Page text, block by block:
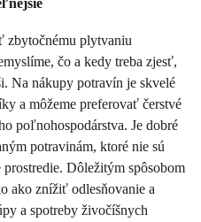
zbytočnému plytvaniu
čo a kedy treba zjesť,
Na nákupy potravín je skvelé
a môžeme preferovať čerstvé
poľnohospodárstva. Je dobré
potravinám, ktoré nie sú
Dôležitým spôsobom
ako znížiť odlesňovanie a
a spotreby živočíšnych